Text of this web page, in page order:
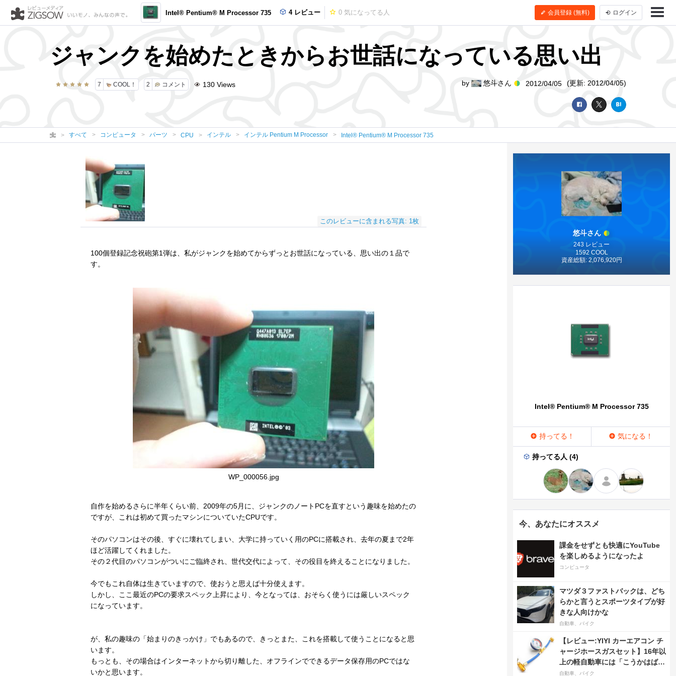
Intel® Pentium® M Processor 735 4 レビュー 0 気になってる人 会員登録 (無料) ログイン
ジャンクを始めたときからお世話になっている思い出
7 COOL！ 2 コメント 130 Views by 悠斗さん 2012/04/05 (更新: 2012/04/05)
すべて コンピュータ パーツ CPU インテル インテル Pentium M Processor Intel® Pentium® M Processor 735
このレビューに含まれる写真: 1枚
100個登録記念祝砲第1弾は、私がジャンクを始めてからずっとお世話になっている、思い出の１品で
す。
WP_000056.jpg
自作を始めるさらに半年くらい前、2009年の5月に、ジャンクのノートPCを直すという趣味を始めたの
ですが、これは初めて買ったマシンについていたCPUです。
そのパソコンはその後、すぐに壊れてしまい、大学に持っていく用のPCに搭載され、去年の夏まで2年
ほど活躍してくれました。
その２代目のパソコンがついにご臨終され、世代交代によって、その役目を終えることになりました。
今でもこれ自体は生きていますので、使おうと思えば十分使えます。
しかし、ここ最近のPCの要求スペック上昇により、今となっては、おそらく使うには厳しいスペック
になっています。
が、私の趣味の「始まりのきっかけ」でもあるので、きっとまた、これを搭載して使うことになると思
います。
もっとも、その場合はインターネットから切り離した、オフラインでできるデータ保存用のPCではな
いかと思います。
悠斗さん
243 レビュー
1592 COOL
資産総額: 2,076,920円
Intel® Pentium® M Processor 735
持ってる！ 気になる！
持ってる人 (4)
今、あなたにオススメ
課金をせずとも快適にYouTube
を楽しめるようになったよ
コンピュータ
マツダ３ファストバックは、どち
らかと言うとスポーツタイプが好
きな人向けかな
自動車、バイク
【レビュー:YIYI カーエアコン チ
ャージホースガスセット】16年以
上の軽自動車には「こうかはばつ
ぐんだ」が…
自動車、バイク